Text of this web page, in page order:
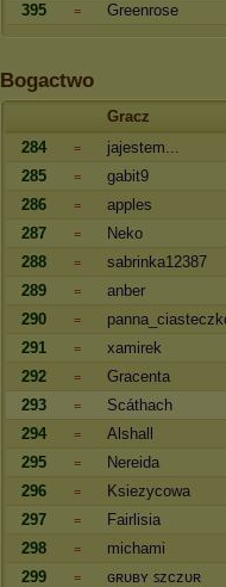
395
= Greenrose
Bogactwo
Gracz
284
=
jajestem...
285
=
gabit9
286
=
apples
287
=
Neko
288
=
sabrinka12387
289
=
anber
290
=
291
=
xamirek
292
=
Gracenta
293
=
Scáthach
294
=
Alshall
295
=
Nereida
296
=
Ksiezycowa
297
=
Fairlisia
298
=
michami
299
=
ɢʀᴜʙʏ ꜱᴢᴄᴢᴜʀ